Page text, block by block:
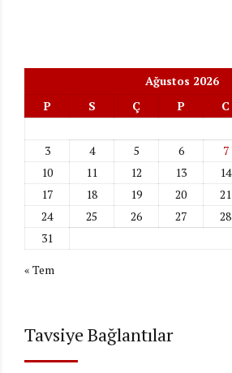
Ağustos 2026
P
S Ç P C
3
4 5 6 7
10
11 12 13 14
17
18 19 20 21
24
25 26 27 28
31
« Tem
Tavsiye Bağlantılar